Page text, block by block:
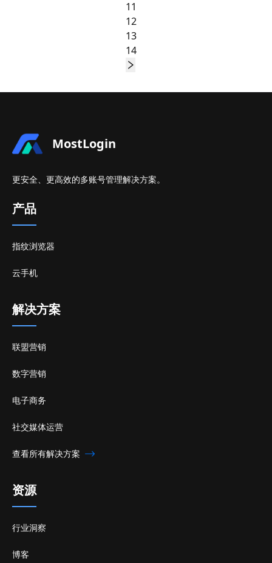
11
12
13
14
MostLogin
更安全、更高效的多账号管理解决方案。
产品
指纹浏览器
云手机
解决方案
联盟营销
数字营销
电子商务
社交媒体运营
查看所有解决方案
资源
行业洞察
博客